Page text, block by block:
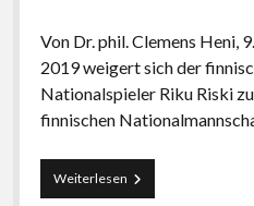
Von Dr. phil. Clemens Heni,
2019 weigert sich der
Nationalspieler Riku Riski
finnischen
WeiterlesenEin
finnischer